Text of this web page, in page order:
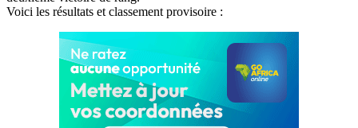
Voici les résultats et classement provisoire :